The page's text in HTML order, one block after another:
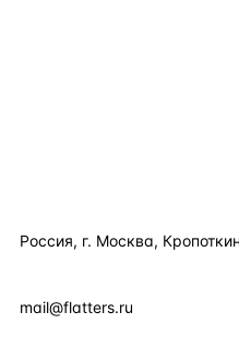
Россия, г. Москва,
mail@flatters.ru